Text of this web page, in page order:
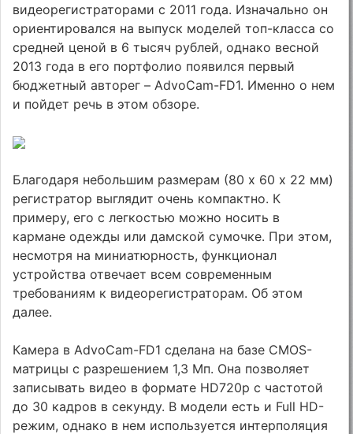
видеорегистраторами с 2011 года. Изначально он
ориентировался на выпуск моделей топ-класса со
средней ценой в 6 тысяч рублей, однако весной
2013 года в его портфолио появился первый
бюджетный авторег – AdvoCam-FD1. Именно о нем
и пойдет речь в этом обзоре.
Благодаря небольшим размерам (80 х 60 х 22 мм)
регистратор выглядит очень компактно. К
примеру, его с легкостью можно носить в
кармане одежды или дамской сумочке. При этом,
несмотря на миниатюрность, функционал
устройства отвечает всем современным
требованиям к видеорегистраторам. Об этом
далее.
Камера в AdvoCam-FD1 сделана на базе CMOS-
матрицы с разрешением 1,3 Мп. Она позволяет
записывать видео в формате HD720p с частотой
до 30 кадров в секунду. В модели есть и Full HD-
режим, однако в нем используется интерполяция